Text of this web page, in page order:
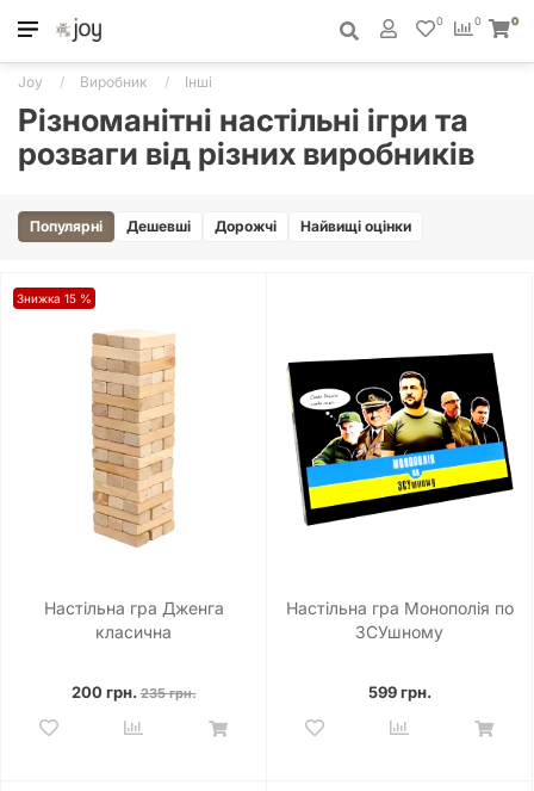
0
0 0
Joy Виробник Інші
Різноманітні настільні ігри та
розваги від різних виробників
Популярні Дешевші Дорожчі Найвищі оцінки
Знижка 15 %
Настільна гра Дженга
класична
200 грн. 235 грн.
Настільна гра Монополія по
ЗСУшному
599 грн.